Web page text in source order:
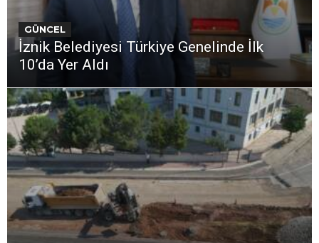
GÜNCEL
İznik Belediyesi Türkiye Genelinde İlk
10’da Yer Aldı